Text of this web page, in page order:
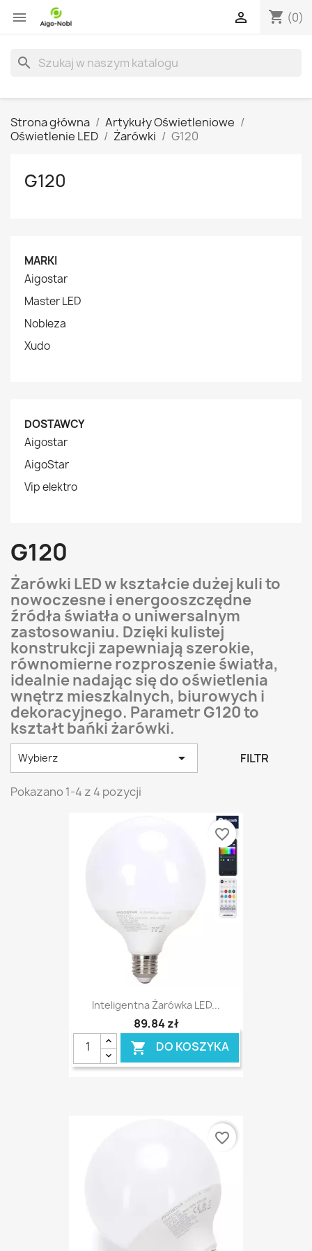
 shopping_cart (0)

search
Strona główna
Artykuły Oświetleniowe
Oświetlenie LED
Żarówki G120
G120
MARKI
Aigostar
Master LED
Nobleza
Xudo
DOSTAWCY
Aigostar
AigoStar
Vip elektro
G120
Żarówki LED w kształcie dużej kuli to
nowoczesne i energooszczędne
źródła światła o uniwersalnym
zastosowaniu. Dzięki kulistej
konstrukcji zapewniają szerokie,
równomierne rozproszenie światła,
idealnie nadając się do oświetlenia
wnętrz mieszkalnych, biurowych i
dekoracyjnego. Parametr G120 to
kształt bańki żarówki.
Wybierz  FILTR
Pokazano 1-4 z 4 pozycji
Inteligentna Żarówka LED...
89,84 zł
 DO KOSZYKA
favorite_border
favorite_border